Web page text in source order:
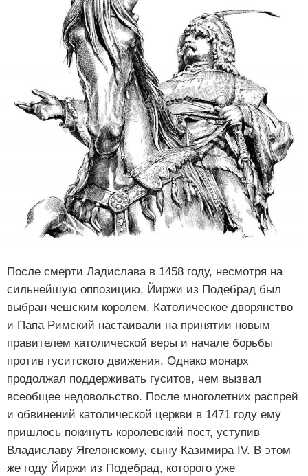
После смерти Ладислава в 1458 году, несмотря на
сильнейшую оппозицию, Йиржи из Подебрад был
выбран чешским королем. Католическое дворянство
и Папа Римский настаивали на принятии новым
правителем католической веры и начале борьбы
против гуситского движения. Однако монарх
продолжал поддерживать гуситов, чем вызвал
всеобщее недовольство. После многолетних распрей
и обвинений католической церкви в 1471 году ему
пришлось покинуть королевский пост, уступив
Владиславу Ягелонскому, сыну Казимира IV. В этом
же году Йиржи из Подебрад, которого уже